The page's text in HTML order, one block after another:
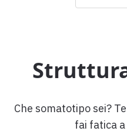
Che somatotipo sei?
fai fatica